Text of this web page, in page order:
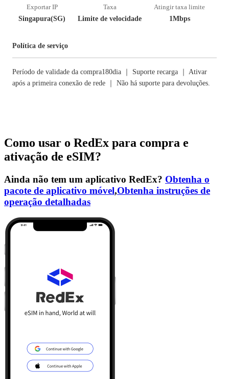
Exportar IP
Singapura(SG)
Taxa
Limite de velocidade
Atingir taxa limite
1Mbps
Política de serviço
Período de validade da compra180dia ｜ Suporte recarga ｜ Ativar
após a primeira conexão de rede ｜ Não há suporte para devoluções.
Como usar o RedEx para compra e
ativação de eSIM?
Ainda não tem um aplicativo RedEx? Obtenha o
pacote de aplicativo móvel,Obtenha instruções de
operação detalhadas